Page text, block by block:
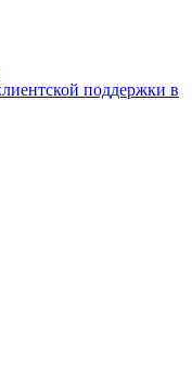
поддержки в